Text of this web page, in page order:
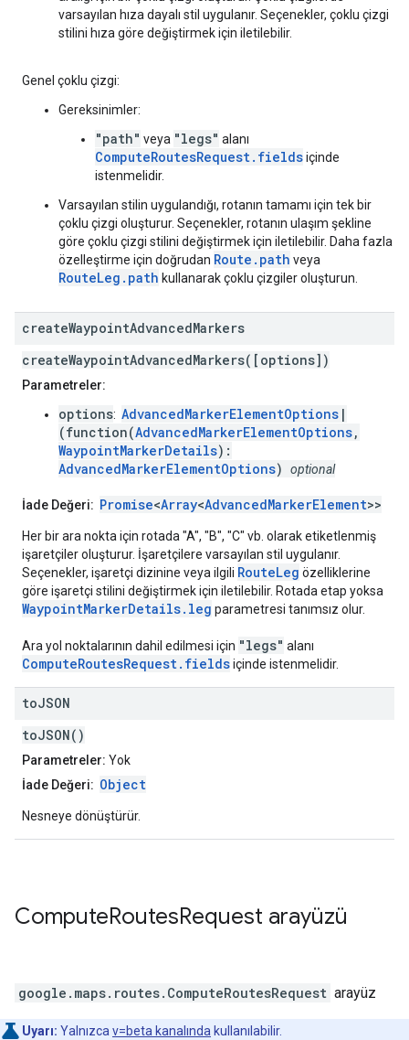
varsayılan hıza dayalı stil uygulanır. Seçenekler, çoklu çizgi
stilini hıza göre değiştirmek için iletilebilir.
Genel çoklu çizgi:
Gereksinimler:
"path" veya "legs" alanı
ComputeRoutesRequest.fieldsiçinde
istenmelidir.
Varsayılan stilin uygulandığı, rotanın tamamı için tek bir
çoklu çizgi oluşturur. Seçenekler, rotanın ulaşım şekline
göre çoklu çizgi stilini değiştirmek için iletilebilir. Daha fazla
özelleştirme için doğrudan Route.path veya
RouteLeg.path kullanarak çoklu çizgiler oluşturun.
createWaypointAdvancedMarkers
createWaypointAdvancedMarkers([options])
Parametreler:
options: AdvancedMarkerElementOptions |
(function(AdvancedMarkerElementOptions,
WaypointMarkerDetails):
AdvancedMarkerElementOptions) optional
İade Değeri: Promise<Array<AdvancedMarkerElement>>
Her bir ara nokta için rotada "A", "B", "C" vb. olarak etiketlenmiş
işaretçiler oluşturur. İşaretçilere varsayılan stil uygulanır.
Seçenekler, işaretçi dizinine veya ilgili RouteLeg özelliklerine
göre işaretçi stilini değiştirmek için iletilebilir. Rotada etap yoksa
WaypointMarkerDetails.leg parametresi tanımsız olur.
Ara yol noktalarının dahil edilmesi için "legs" alanı
ComputeRoutesRequest.fieldsiçinde istenmelidir.
toJSON
toJSON()
Parametreler: Yok
İade Değeri: Object
Nesneye dönüştürür.
ComputeRoutesRequest arayüzü
google.maps.routes. ComputeRoutesRequest arayüz
Uyarı: Yalnızcav=beta kanalında kullanılabilir.